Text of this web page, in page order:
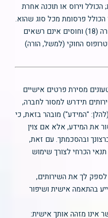
הכולל וירוס או תוכנה אחרת
פרסומת מכל סוג שהוא.
משתמשים מתחת לגיל שמונה עשרה (18) וחוסים אינם רשאים
החוקי (למשל, הורה)
מסירת פרטים אישיים
תידרש למסור לחברה,
"המידע") מובהר בזאת, כי
את המידע, אלא אם צוין
ובהסכמתך. עם זאת,
הכרחי לצורך שימוש
לך את השירותים,
בהתאמה אישית ושיפור
אינו מזהה אותך אישית: